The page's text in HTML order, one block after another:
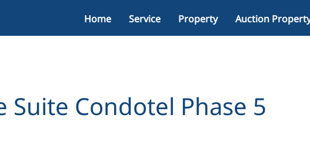
Home Service Property Auction
Suite Condotel Phase 5